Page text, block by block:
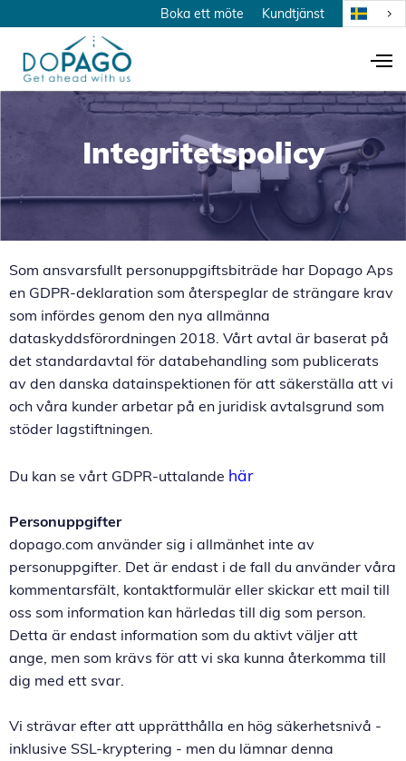
Boka ett möte Kundtjänst
Integritetspolicy
Som ansvarsfullt personuppgiftsbiträde har Dopago Aps
en GDPR-deklaration som återspeglar de strängare krav
som infördes genom den nya allmänna
dataskyddsförordningen 2018. Vårt avtal är baserat på
det standardavtal för databehandling som publicerats
av den danska datainspektionen för att säkerställa att vi
och våra kunder arbetar på en juridisk avtalsgrund som
stöder lagstiftningen.
Du kan se vårt GDPR-uttalande här
Personuppgifter
dopago.com använder sig i allmänhet inte av
personuppgifter. Det är endast i de fall du använder våra
kommentarsfält, kontaktformulär eller skickar ett mail till
oss som information kan härledas till dig som person.
Detta är endast information som du aktivt väljer att
ange, men som krävs för att vi ska kunna återkomma till
dig med ett svar.
Vi strävar efter att upprätthålla en hög säkerhetsnivå -
inklusive SSL-kryptering - men du lämnar denna